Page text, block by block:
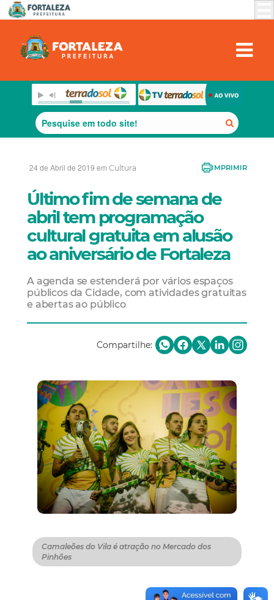
24 de Abril de 2019 em Cultura IMPRIMIR
Último fim de semana de
abril tem programação
cultural gratuita em alusão
ao aniversário de Fortaleza
A agenda se estenderá por vários espaços
públicos da Cidade, com atividades gratuitas
e abertas ao público
Compartilhe:
Camaleões do Vila é atração no Mercado dos
Pinhões